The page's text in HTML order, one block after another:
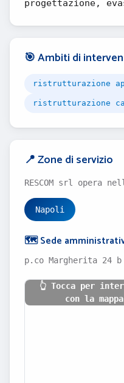
progettazione,
🎯 Ambiti di
ristrutturazione
ristrutturazione
📍 Zone di servizio
RESCOM srl opera
Napoli
🗺️ Sede
p.co Margherita 24
👆 Tocca per
con la mappa